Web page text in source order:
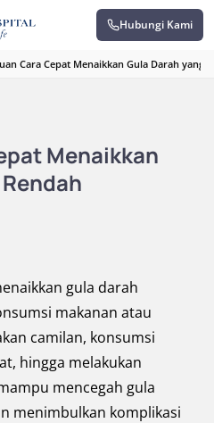
Hubungi Kami
Cara Cepat Menaikkan Gula Darah yang
Menaikkan
gula darah
makanan atau
camilan, konsumsi
hingga melakukan
mencegah gula
menimbulkan komplikasi